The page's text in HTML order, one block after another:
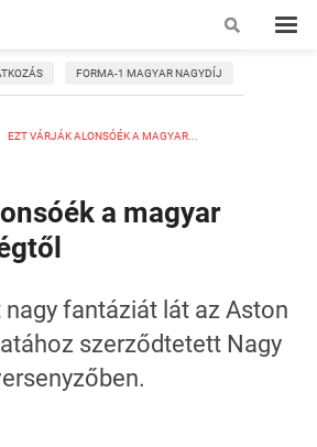
FORMA-1 MAGYAR NAGYDÍJ
EZT VÁRJÁK ALONSÓÉK A MAGYAR...
a magyar
fantáziát lát az Aston
szerződtetett Nagy